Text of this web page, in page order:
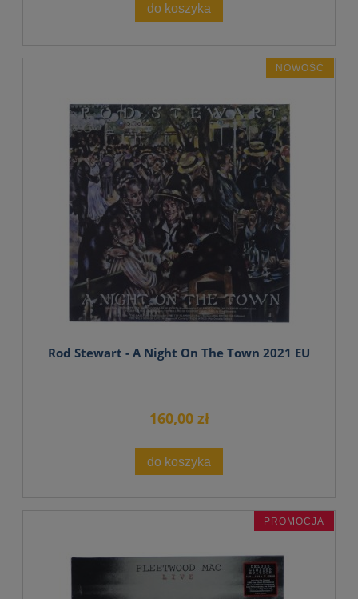
do koszyka
Rod Stewart - A Night On The Town 2021 EU
160,00 zł
do koszyka
NOWOŚĆ
PROMOCJA